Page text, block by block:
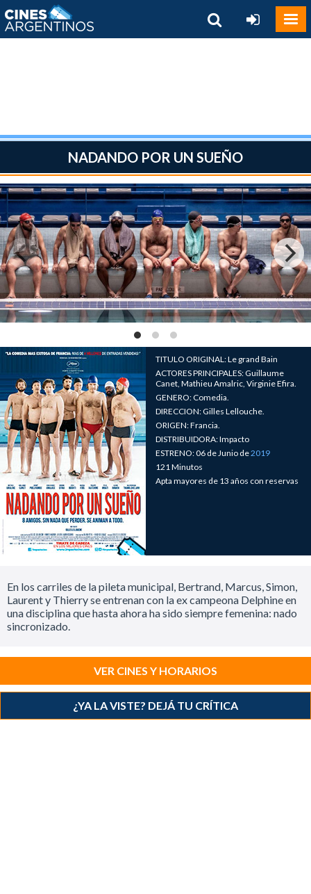
NADANDO POR UN SUEÑO
TITULO ORIGINAL: Le grand Bain
ACTORES PRINCIPALES: Guillaume
Canet, Mathieu Amalric, Virginie Efira.
GENERO: Comedia.
DIRECCION: Gilles Lellouche.
ORIGEN: Francia.
DISTRIBUIDORA: Impacto
ESTRENO: 06 de Junio de2019
121 Minutos
Apta mayores de 13 años con reservas
En los carriles de la pileta municipal, Bertrand, Marcus, Simon,
Laurent y Thierry se entrenan con la ex campeona Delphine en
una disciplina que hasta ahora ha sido siempre femenina: nado
sincronizado.
VER CINES Y HORARIOS
¿YA LA VISTE? DEJÁ TU CRÍTICA